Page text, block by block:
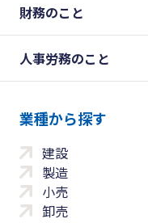
財務のこと
人事労務のこと
業種から探す
建設
製造
小売
卸売